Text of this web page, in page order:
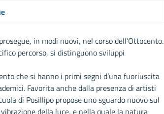
in modi nuovi, nel corso dell’Ottocento.
percorso, si distinguono sviluppi
che si hanno i primi segni d’una fuoriuscita
Favorita anche dalla presenza di artisti
di Posillipo propose uno sguardo nuovo sul
della luce, e nella quale la natura